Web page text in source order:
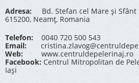
Adresa: Bd. Stefan cel Mare și Sfânt
615200, Neamț, Romania
Telefon: 0040 720 500 543
Email:
Web:
www.centruldepelerinaj.ro
Facebook: Centrul Mitropolitan de
Iași